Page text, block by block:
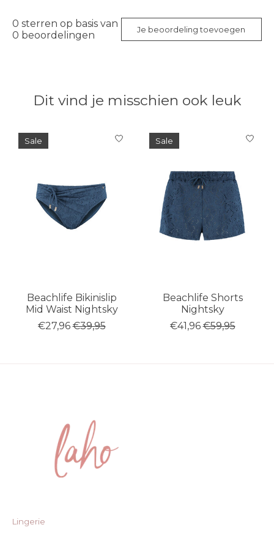
0 sterren op basis van
0 beoordelingen Je beoordeling toevoegen
Dit vind je misschien ook leuk
Items van productcarrousel
Sale
Beachlife Bikinislip
Mid Waist Nightsky
€27,96 €39,95
Sale
Beachlife Shorts
Nightsky
€41,96 €59,95
Lingerie